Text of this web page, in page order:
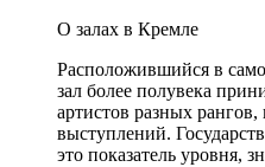
О залах в Кремле
Расположившийся в
зал более полувека
артистов разных
выступлений.
это показатель уровня,